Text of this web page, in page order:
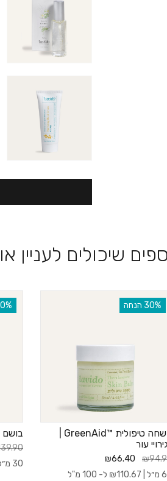
שיכולים לעניין
‫30% הנחה
עור
₪66.40
|
₪110.67 ל- 100 מ"ל
‫30%
בושם
30 מ״ל |